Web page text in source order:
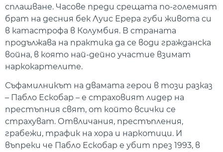
сплашване. Часове преди срещата по-големият
брат на десния бек Луис Ерера губи живота си
в катастрофа в Колумбия. В страната
продължава на практика да се води гражданска
война, в която най-дейно участие взимат
наркокартелите.
Съфамилникът на двамата герои в този разказ
– Пабло Ескобар – е страховият лидер на
престъпния свят, от който всички се
страхуват. Отвличания, престъпления,
грабежи, трафик на хора и наркотици. И
въпреки че Пабло Ескобар е убит през 1993, в